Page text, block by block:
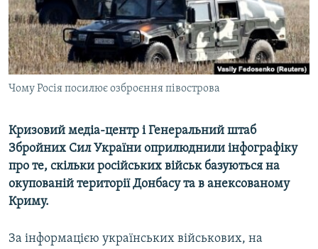
ВІДЕОУРОКИ «ELIFBE»
СВІДЧЕННЯ ОКУПАЦІЇ
УКРАЇНСЬКА ПРОБЛЕМА КРИМУ
ІНФОГРАФІКА
Русский
Qırımtatar
ДОЛУЧАЙСЯ!
Усі сайти RFE/RL
Чому Росія посилює озброєння півострова
Кризовий медіа-центр і Генеральний штаб
Збройних Сил України оприлюднили інфографіку
про те, скільки російських військ базуються на
окупованій території Донбасу та в анексованому
Криму.
За інформацією українських військових, на